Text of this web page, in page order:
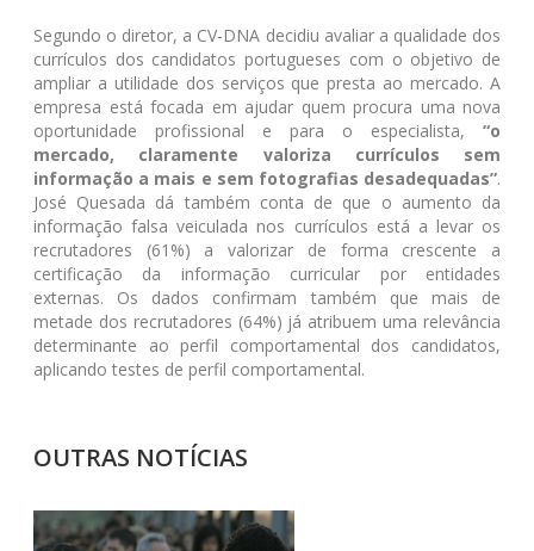
Segundo o diretor, a CV-DNA decidiu avaliar a qualidade dos
currículos dos candidatos portugueses com o objetivo de
ampliar a utilidade dos serviços que presta ao mercado. A
empresa está focada em ajudar quem procura uma nova
oportunidade profissional e para o especialista, “o
mercado, claramente valoriza currículos sem
informação a mais e sem fotografias desadequadas”.
José Quesada dá também conta de que o aumento da
informação falsa veiculada nos currículos está a levar os
recrutadores (61%) a valorizar de forma crescente a
certificação da informação curricular por entidades
externas. Os dados confirmam também que mais de
metade dos recrutadores (64%) já atribuem uma relevância
determinante ao perfil comportamental dos candidatos,
aplicando testes de perfil comportamental.
OUTRAS NOTÍCIAS